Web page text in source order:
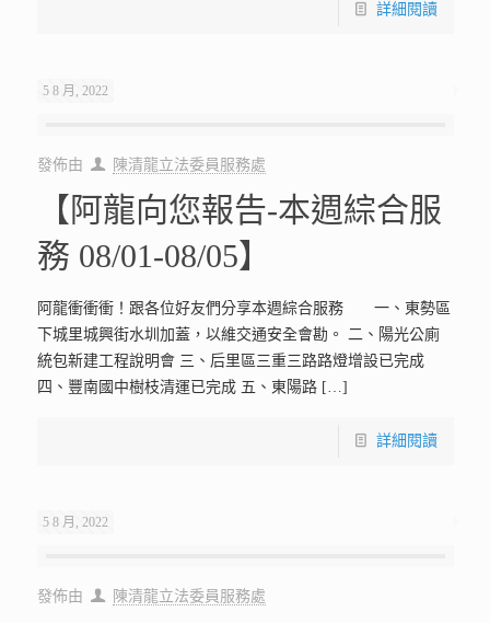
詳細閱讀
5 8 月, 2022
發佈由 陳清龍立法委員服務處
【阿龍向您報告-本週綜合服
務 08/01-08/05】
阿龍衝衝衝！跟各位好友們分享本週綜合服務 一、東勢區
下城里城興街水圳加蓋，以維交通安全會勘。 二、陽光公廁
統包新建工程說明會 三、后里區三重三路路燈增設已完成
四、豐南國中樹枝清運已完成 五、東陽路[…]
詳細閱讀
5 8 月, 2022
發佈由 陳清龍立法委員服務處